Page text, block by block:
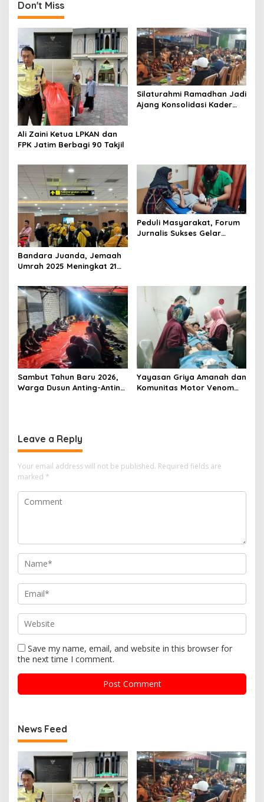
di Jawa Timur
Don't Miss
Ali Zaini Ketua LPKAN dan
FPK Jatim Berbagi 90 Takjil
Silaturahmi Ramadhan Jadi
Ajang Konsolidasi Kader
Bandara Juanda, Jemaah
Umrah 2025 Meningkat 21
Peduli Masyarakat, Forum
Jurnalis Sukses Gelar
Sambut Tahun Baru 2026,
Warga Dusun Anting-Anting
Yayasan Griya Amanah dan
Komunitas Motor Venom
Leave a Reply
Your email address will not be published. Required fields are
marked *
Save my name, email, and website in this browser for
the next time I comment.
News Feed